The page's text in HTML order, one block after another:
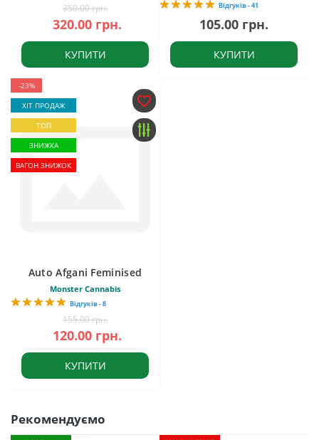
350.00 грн.
320.00 грн.
КУПИТИ
Відгуків - 41
105.00 грн.
КУПИТИ
-23%
ХІТ ПРОДАЖ
ТОП
ЗНИЖКА
ВАГОН ЗНИЖОК
Auto Afgani Feminised
Monster Cannabis
Відгуків - 8
155.00 грн.
120.00 грн.
КУПИТИ
Рекомендуємо